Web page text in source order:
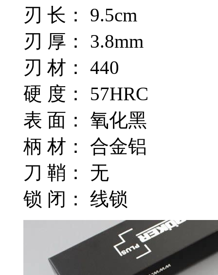
刃 长： 9.5cm
刃 厚： 3.8mm
刃 材： 440
硬 度： 57HRC
表 面： 氧化黑
柄 材： 合金铝
刀 鞘： 无
锁 闭： 线锁